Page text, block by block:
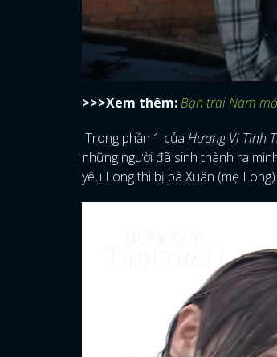
>>>Xem thêm:Bạn trai Nam
Trong phần 1 của Hương Vị Tình
những người đã sinh thành ra
yêu Long thì bị bà Xuân (mẹ